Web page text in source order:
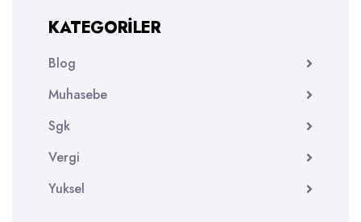
KATEGORILER
Blog
Muhasebe
Sgk
Vergi
Yuksel